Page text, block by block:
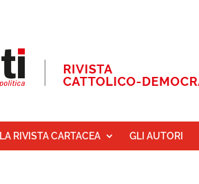
LA RIVISTA CARTACEA GLI AUTORI